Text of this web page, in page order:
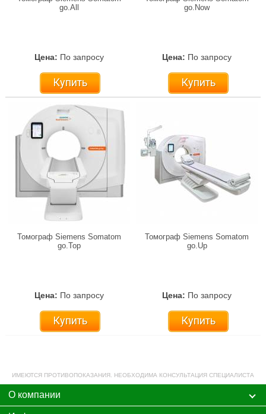
go.All
Цена: По запросу
Купить
go.Now
Цена: По запросу
Купить
Томограф Siemens Somatom
go.Top
Цена: По запросу
Купить
Томограф Siemens Somatom
go.Up
Цена: По запросу
Купить
ИМЕЮТСЯ ПРОТИВОПОКАЗАНИЯ. НЕОБХОДИМА КОНСУЛЬТАЦИЯ СПЕЦИАЛИСТА
О компании